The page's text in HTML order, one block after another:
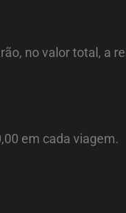
no valor total, a
em cada viagem.